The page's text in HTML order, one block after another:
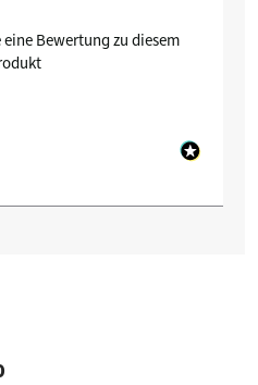
Bewertung zu diesem